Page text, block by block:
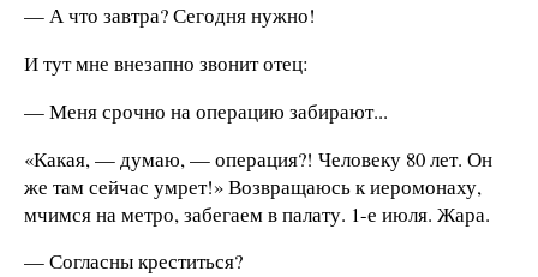
— А что завтра? Сегодня нужно!
И тут мне внезапно звонит отец:
— Меня срочно на операцию забирают...
«Какая, — думаю, — операция?! Человеку 80 лет. Он
же там сейчас умрет!» Возвращаюсь к иеромонаху,
мчимся на метро, забегаем в палату. 1-е июля. Жара.
— Согласны креститься?